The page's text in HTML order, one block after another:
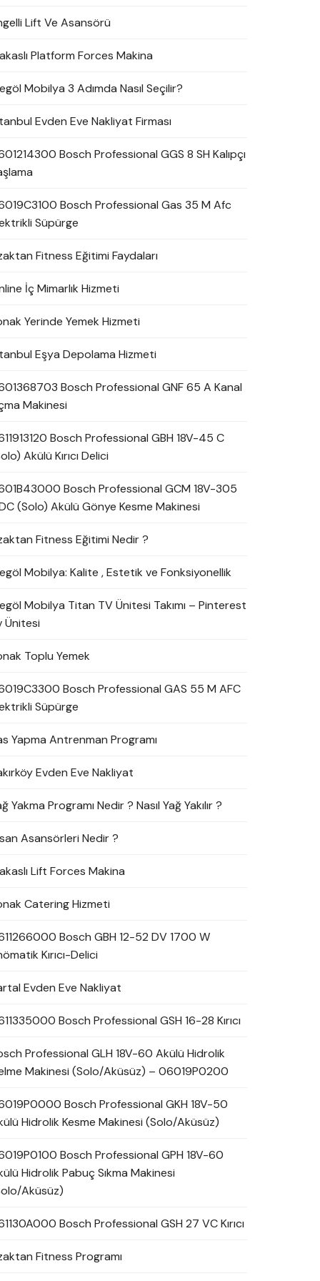
Lift Ve Asansörü
Platform Forces Makina
Mobilya 3 Adımda Nasıl Seçilir?
Evden Eve Nakliyat Firması
Bosch Professional GGS 8 SH Kalıpçı
Bosch Professional Gas 35 M Afc
Süpürge
Fitness Eğitimi Faydaları
İç Mimarlık Hizmeti
Yerinde Yemek Hizmeti
Eşya Depolama Hizmeti
Bosch Professional GNF 65 A Kanal
Makinesi
Bosch Professional GBH 18V-45 C
Akülü Kırıcı Delici
Bosch Professional GCM 18V-305
(Solo) Akülü Gönye Kesme Makinesi
Fitness Eğitimi Nedir ?
Mobilya: Kalite , Estetik ve Fonksiyonellik
Mobilya Titan TV Ünitesi Takımı – Pinterest
Ünitesi
Toplu Yemek
Bosch Professional GAS 55 M AFC
Süpürge
Yapma Antrenman Programı
Evden Eve Nakliyat
Yakma Programı Nedir ? Nasıl Yağ Yakılır ?
Asansörleri Nedir ?
Lift Forces Makina
Catering Hizmeti
Bosch GBH 12-52 DV 1700 W
Kırıcı-Delici
Evden Eve Nakliyat
Bosch Professional GSH 16-28 Kırıcı
Professional GLH 18V-60 Akülü Hidrolik
Makinesi (Solo/Aküsüz) – 06019P0200
Bosch Professional GKH 18V-50
Hidrolik Kesme Makinesi (Solo/Aküsüz)
Bosch Professional GPH 18V-60
Hidrolik Pabuç Sıkma Makinesi
Aküsüz)
Bosch Professional GSH 27 VC Kırıcı
Fitness Programı